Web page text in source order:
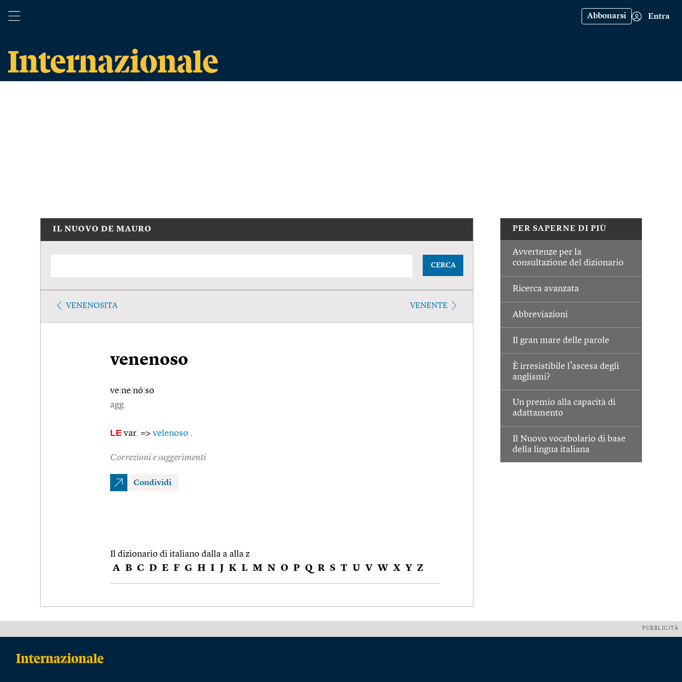
Abbonarsi Entra
PER SAPERNE DI PIÙ
Avvertenze per la
consultazione del dizionario
Ricerca avanzata
Abbreviazioni
Il gran mare delle parole
È irresistibile l’ascesa degli
anglismi?
Un premio alla capacità di
adattamento
Il Nuovo vocabolario di base
della lingua italiana
IL NUOVO DE MAURO
CERCA
VENENOSITA VENENTE
venenoso
ve ne nó so
agg.
LE var. => velenoso .
Correzioni e suggerimenti
Condividi
Il dizionario di italiano dalla a alla z
A B C D E F G H I J K L M N O P Q R S T U V W X Y Z
PUBBLICITÀ